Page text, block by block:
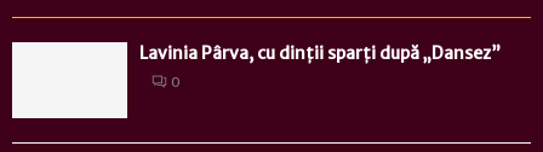
Lavinia Pârva, cu dinții sparți după „Dansez”
0